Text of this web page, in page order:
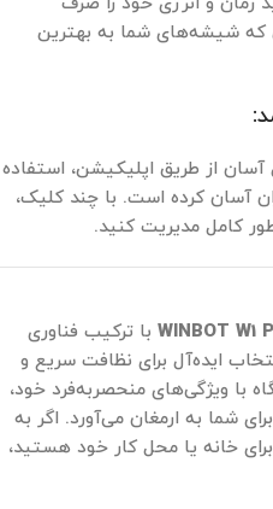
که شیشه‌های شما به بهترین
آسان از طریق اپلیکیشن، استفاده
آسان کرده است. با چند کلیک،
کامل مدیریت کنید.
با ترکیب فناوری
ایده‌آل برای نظافت سریع و
ویژگی‌های منحصربه‌فرد خود،
شما به ارمغان می‌آورد. اگر به
خانه یا محل کار خود هستید،